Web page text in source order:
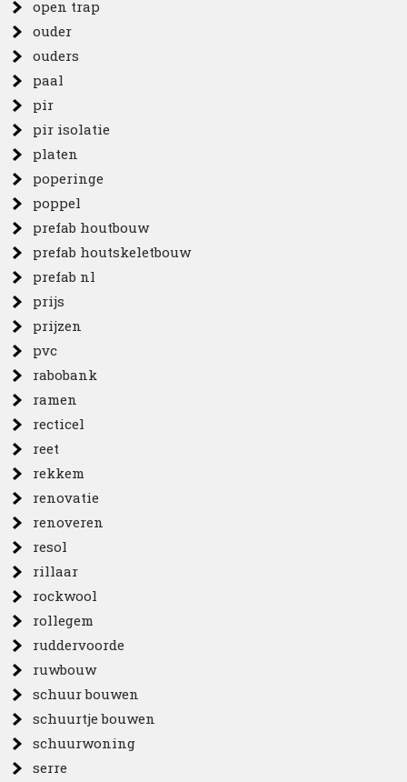
open trap
ouder
ouders
paal
pir
pir isolatie
platen
poperinge
poppel
prefab houtbouw
prefab houtskeletbouw
prefab nl
prijs
prijzen
pvc
rabobank
ramen
recticel
reet
rekkem
renovatie
renoveren
resol
rillaar
rockwool
rollegem
ruddervoorde
ruwbouw
schuur bouwen
schuurtje bouwen
schuurwoning
serre